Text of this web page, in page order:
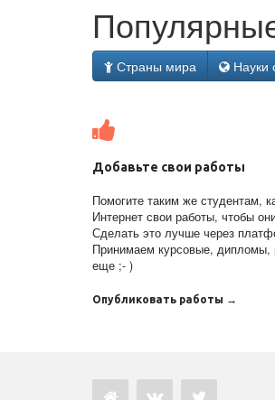
Страны мира Науки
Добавьте свои работы
Помогите таким же студентам,
Интернет свои работы, чтобы
Сделать это лучше через
Принимаем курсовые, дипломы,
еще ;- )
Опубликовать работы →